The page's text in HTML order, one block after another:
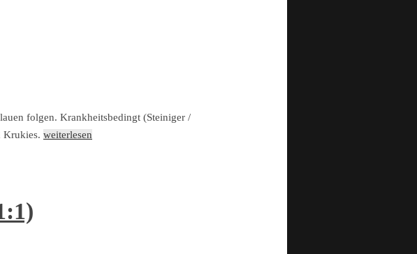
folgen. Krankheitsbedingt (Steiniger /
Krukies. weiterlesen